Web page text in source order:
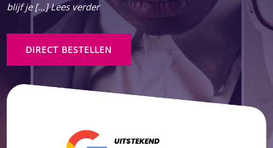
blijf je […] Lees verder
DIRECT BESTELLEN